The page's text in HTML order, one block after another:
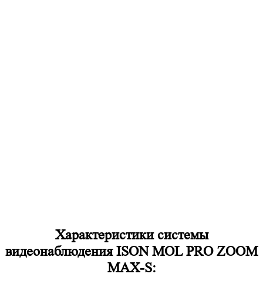
Характеристики системы
видеонаблюдения ISON MOL PRO ZOOM
MAX-S: